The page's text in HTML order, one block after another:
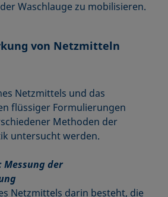
Waschlauge zu mobilisieren.
von Netzmitteln
Netzmittels und das
flüssiger Formulierungen
Methoden der
untersucht werden.
der
Netzmittels darin besteht, die